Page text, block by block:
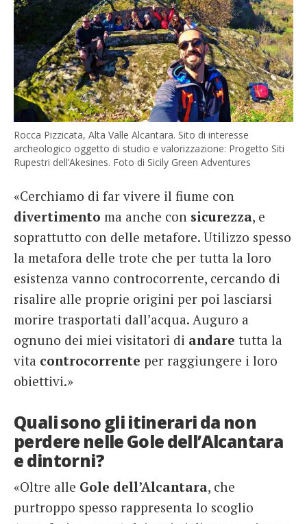
Rocca Pizzicata, Alta Valle Alcantara. Sito di interesse
archeologico oggetto di studio e valorizzazione: Progetto Siti
Rupestri dell’Akesines. Foto di Sicily Green Adventures
«Cerchiamo di far vivere il fiume con
divertimento ma anche con sicurezza, e
soprattutto con delle metafore. Utilizzo spesso
la metafora delle trote che per tutta la loro
esistenza vanno controcorrente, cercando di
risalire alle proprie origini per poi lasciarsi
morire trasportati dall’acqua. Auguro a
ognuno dei miei visitatori di andare tutta la
vita controcorrente per raggiungere i loro
obiettivi.»
Quali sono gli itinerari da non
perdere nelle Gole dell’Alcantara
e dintorni?
«Oltre alle Gole dell’Alcantara, che
purtroppo spesso rappresenta lo scoglio